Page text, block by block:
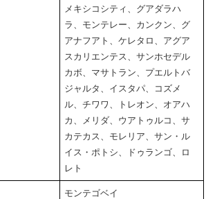
メキシコシティ、グアダラハ
ラ、モンテレー、カンクン、グ
アナフアト、ケレタロ、アグア
スカリエンテス、サンホセデル
カボ、マサトラン、プエルトバ
ジャルタ、イスタパ、コズメ
ル、チワワ、トレオン、オアハ
カ、メリダ、ウアトゥルコ、サ
カテカス、モレリア、サン・ル
イス・ポトシ、ドゥランゴ、ロ
レト
モンテゴベイ